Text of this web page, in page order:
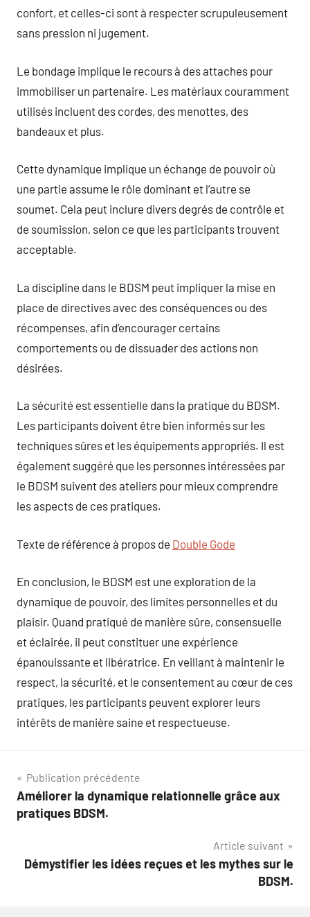
confort, et celles-ci sont à respecter scrupuleusement
sans pression ni jugement.
Le bondage implique le recours à des attaches pour
immobiliser un partenaire. Les matériaux couramment
utilisés incluent des cordes, des menottes, des
bandeaux et plus.
Cette dynamique implique un échange de pouvoir où
une partie assume le rôle dominant et l’autre se
soumet. Cela peut inclure divers degrés de contrôle et
de soumission, selon ce que les participants trouvent
acceptable.
La discipline dans le BDSM peut impliquer la mise en
place de directives avec des conséquences ou des
récompenses, afin d’encourager certains
comportements ou de dissuader des actions non
désirées.
La sécurité est essentielle dans la pratique du BDSM.
Les participants doivent être bien informés sur les
techniques sûres et les équipements appropriés. Il est
également suggéré que les personnes intéressées par
le BDSM suivent des ateliers pour mieux comprendre
les aspects de ces pratiques.
Texte de référence à propos de Double Gode
En conclusion, le BDSM est une exploration de la
dynamique de pouvoir, des limites personnelles et du
plaisir. Quand pratiqué de manière sûre, consensuelle
et éclairée, il peut constituer une expérience
épanouissante et libératrice. En veillant à maintenir le
respect, la sécurité, et le consentement au cœur de ces
pratiques, les participants peuvent explorer leurs
intérêts de manière saine et respectueuse.
Navigation
de
Publication précédente
Améliorer la dynamique relationnelle grâce aux
pratiques BDSM.
Article suivant
Démystifier les idées reçues et les mythes sur le
BDSM.